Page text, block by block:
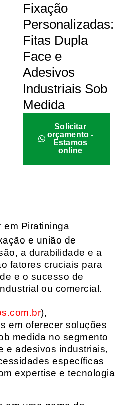
Fixação
Personalizadas:
Fitas Dupla
Face e
Adesivos
Industriais Sob
Medida
Solicitar
orçamento -
Estamos
online
em Piratininga
e união de
a durabilidade e a
fatores cruciais para
e o sucesso de
ou comercial.
),
em oferecer soluções
medida no segmento
e adesivos industriais,
específicas
expertise e tecnologia